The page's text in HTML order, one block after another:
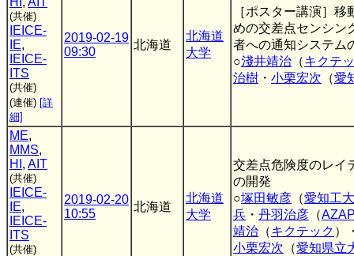
(共催)
IEICE-
IE,
IEICE-
ITS
(共催)
(連催) [詳
細]
2019-02-19
09:30
北海道
北海道
大学
［ポスター講演］移
めの交差点センシン
者への通知システム
○淺井靖治 （キクテ
治樹 ・ 小栗宏次 （愛
ME,
MMS,
HI , AIT
(共催)
IEICE-
IE,
IEICE-
ITS
(共催)
2019-02-20
10:55
北海道
北海道
大学
交差点危険度のレイ
の開発
○塚田敏彦 （愛知工大
兵 ・ 丹羽治彦 （
靖治 （キクテック ）
小栗宏次 （愛知県立